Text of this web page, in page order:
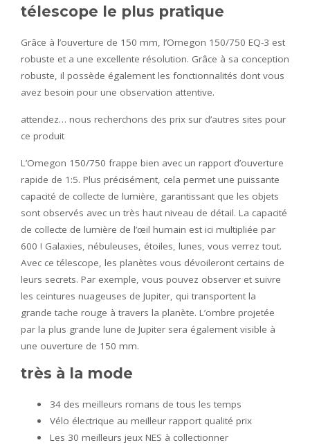
télescope le plus pratique
Grâce à l’ouverture de 150 mm, l’Omegon 150/750 EQ-3 est
robuste et a une excellente résolution. Grâce à sa conception
robuste, il possède également les fonctionnalités dont vous
avez besoin pour une observation attentive.
attendez… nous recherchons des prix sur d’autres sites pour
ce produit
L’Omegon 150/750 frappe bien avec un rapport d’ouverture
rapide de 1:5. Plus précisément, cela permet une puissante
capacité de collecte de lumière, garantissant que les objets
sont observés avec un très haut niveau de détail. La capacité
de collecte de lumière de l’œil humain est ici multipliée par
600 ! Galaxies, nébuleuses, étoiles, lunes, vous verrez tout.
Avec ce télescope, les planètes vous dévoileront certains de
leurs secrets. Par exemple, vous pouvez observer et suivre
les ceintures nuageuses de Jupiter, qui transportent la
grande tache rouge à travers la planète. L’ombre projetée
par la plus grande lune de Jupiter sera également visible à
une ouverture de 150 mm.
très à la mode
34 des meilleurs romans de tous les temps
Vélo électrique au meilleur rapport qualité prix
Les 30 meilleurs jeux NES à collectionner